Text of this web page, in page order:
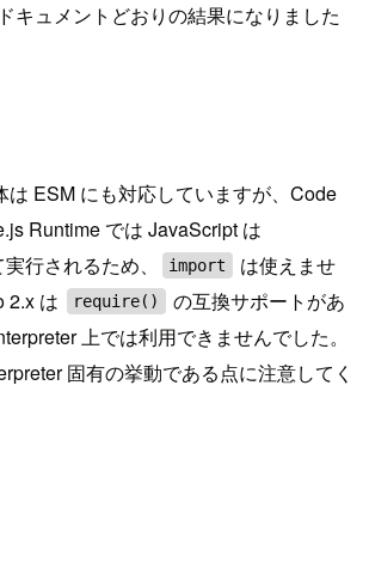
キュメントどおりの結果になりました
は ESM にも対応していますが、Code
Runtime では JavaScript は
行されるため、
import
は使えませ
2.x は
require()
の互換サポートがあ
上では利用できませんでした。
固有の挙動である点に注意してく